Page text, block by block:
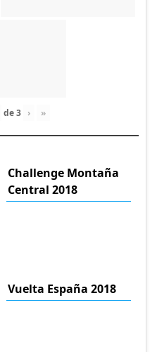
de3 › »
Challenge Montaña
Central 2018
Vuelta España 2018